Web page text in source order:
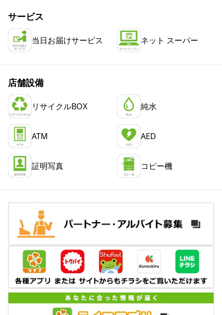
サービス
当日お届けサービス ネット スーパー
店舗設備
リサイクルBOX 純水
ATM AED
証明写真 コピー機